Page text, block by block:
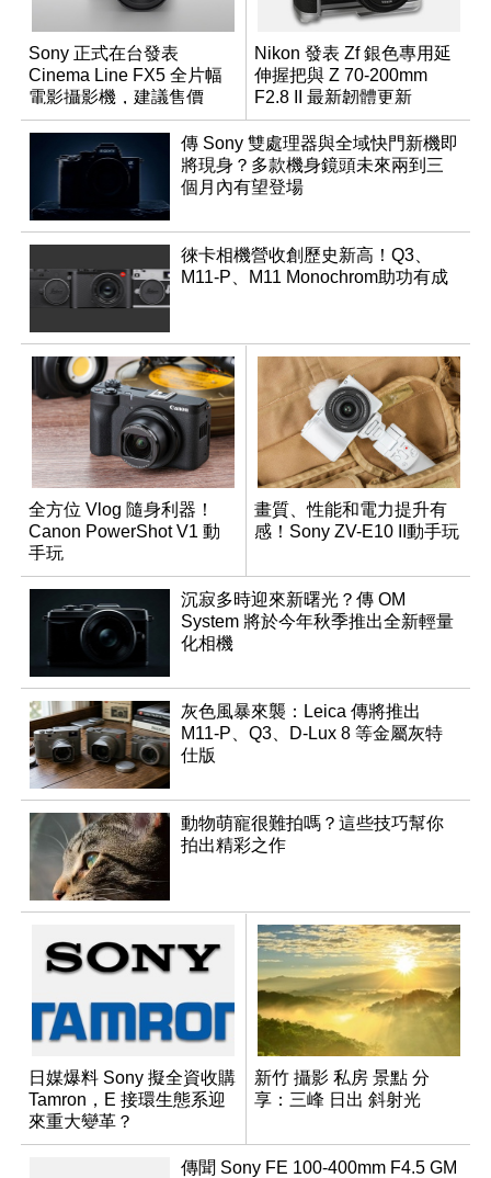
Sony 正式在台發表
Cinema Line FX5 全片幅
電影攝影機，建議售價
NT$144,980
Nikon 發表 Zf 銀色專用延
伸握把與 Z 70-200mm
F2.8 II 最新韌體更新
傳 Sony 雙處理器與全域快門新機即
將現身？多款機身鏡頭未來兩到三
個月內有望登場
徠卡相機營收創歷史新高！Q3、
M11-P、M11 Monochrom助功有成
全方位 Vlog 隨身利器！
Canon PowerShot V1 動
手玩
畫質、性能和電力提升有
感！Sony ZV-E10 II動手玩
沉寂多時迎來新曙光？傳 OM
System 將於今年秋季推出全新輕量
化相機
灰色風暴來襲：Leica 傳將推出
M11-P、Q3、D-Lux 8 等金屬灰特
仕版
動物萌寵很難拍嗎？這些技巧幫你
拍出精彩之作
日媒爆料 Sony 擬全資收購
Tamron，E 接環生態系迎
來重大變革？
新竹 攝影 私房 景點 分
享：三峰 日出 斜射光
傳聞 Sony FE 100-400mm F4.5 GM